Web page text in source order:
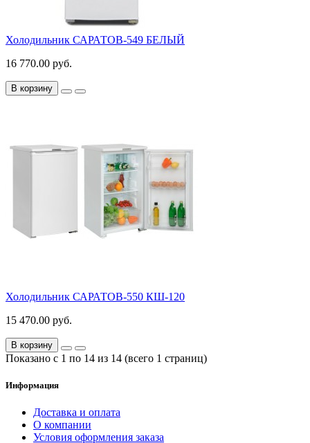
Холодильник САРАТОВ-549 БЕЛЫЙ
16 770.00 руб.
В корзину
Холодильник САРАТОВ-550 КШ-120
15 470.00 руб.
В корзину
Показано с 1 по 14 из 14 (всего 1 страниц)
Информация
Доставка и оплата
О компании
Условия оформления заказа